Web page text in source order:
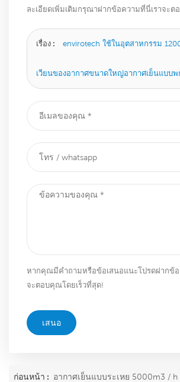
ละเอียดเพิ่มเติมกรุณาฝากข้อความที่นี่เราจะต
เรื่อง : envirotech ใช้ในอุตสาหกรรม
เวียนของอากาศขนาดใหญ่อากาศเย็นแบบพ
หากคุณมีคำถามหรือข้อเสนอแนะโปรดฝากข้อค
จะตอบคุณโดยเร็วที่สุด!
เสนอ
ก่อนหน้า : อากาศเย็นแบบระเหย 5000m3 /